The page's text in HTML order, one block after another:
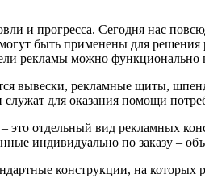
и прогресса. Сегодня нас
быть применены для решения
рекламы можно
вывески, рекламные щиты,
служат для оказания помощи
это отдельный вид рекламных
индивидуально по заказу –
конструкции, на